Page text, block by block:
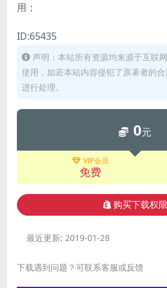
用；
ID:65435
声明：本站所有资源均来源于互联
使用，如若本站内容侵犯了原著者的
进行处理。
0元
VIP会员
免费
购买下载权限
最近更新: 2019-01-28
下载遇到问题？可联系客服或反馈